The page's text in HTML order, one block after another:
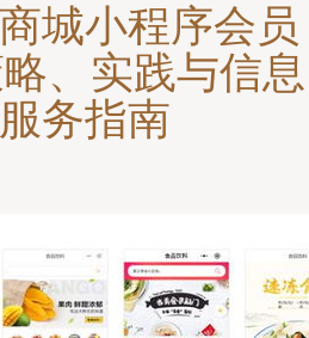
城小程序会员
、实践与信息
务指南